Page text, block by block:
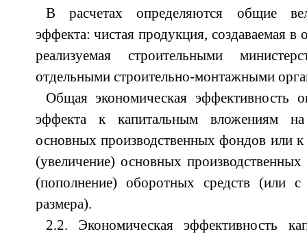
В расчетах определяются общие
эффекта: чистая продукция, создаваемая в
реализуемая строительными
отдельными строительно-монтажными
Общая экономическая эффективность
эффекта к капитальным вложениям на
основных производственных фондов или к
(увеличение) основных
(пополнение) оборотных средств (или
размера).
2.2. Экономическая эффективность